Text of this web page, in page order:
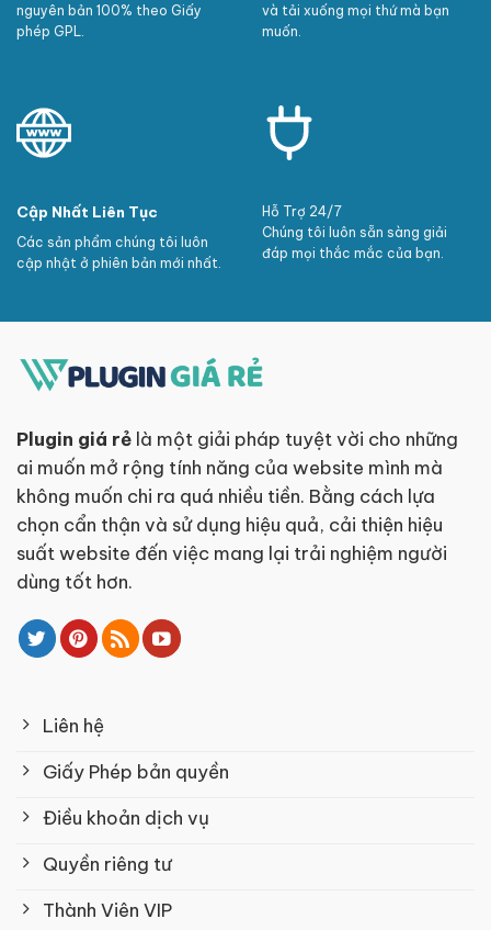
nguyên bản 100% theo Giấy
phép GPL.
và tải xuống mọi thứ mà bạn
muốn.
Cập Nhất Liên Tục
Các sản phẩm chúng tôi luôn
cập nhật ở phiên bản mới nhất.
Hỗ Trợ 24/7
Chúng tôi luôn sẵn sàng giải
đáp mọi thắc mắc của bạn.
Plugin giá rẻ là một giải pháp tuyệt vời cho những
ai muốn mở rộng tính năng của website mình mà
không muốn chi ra quá nhiều tiền. Bằng cách lựa
chọn cẩn thận và sử dụng hiệu quả, cải thiện hiệu
suất website đến việc mang lại trải nghiệm người
dùng tốt hơn.
Liên hệ
Giấy Phép bản quyền
Điều khoản dịch vụ
Quyền riêng tư
Thành Viên VIP